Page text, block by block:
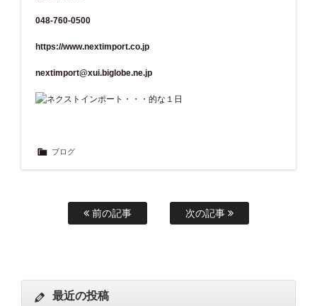
048-760-0500
https://www.nextimport.co.jp
nextimport@xui.biglobe.ne.jp
ブログ
前の記事 次の記事
最近の投稿